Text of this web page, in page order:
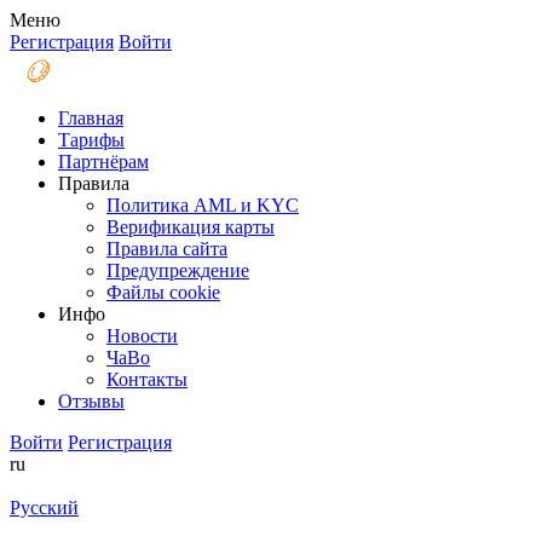
Меню
Регистрация Войти
Главная
Тарифы
Партнёрам
Правила
Политика AML и KYC
Верификация карты
Правила сайта
Предупреждение
Файлы coоkie
Инфо
Новости
ЧаВо
Контакты
Отзывы
Войти Регистрация
ru
Русский